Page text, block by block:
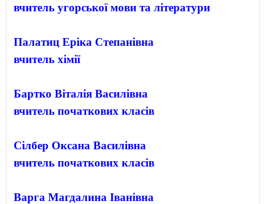
вчитель угорської мови та літератури
Палатиц Еріка Степанівна
вчитель хімії
Бартко Віталія Василівна
вчитель початкових класів
Сілбер Оксана Василівна
вчитель початкових класів
Варга Магдалина Іванівна